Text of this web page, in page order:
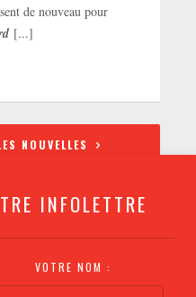
INFOLETTRE
VOTRE NOM :
de nouveau pour
[...]
NOUVELLES